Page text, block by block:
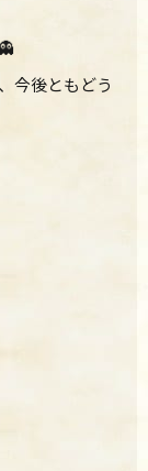
今後ともどう